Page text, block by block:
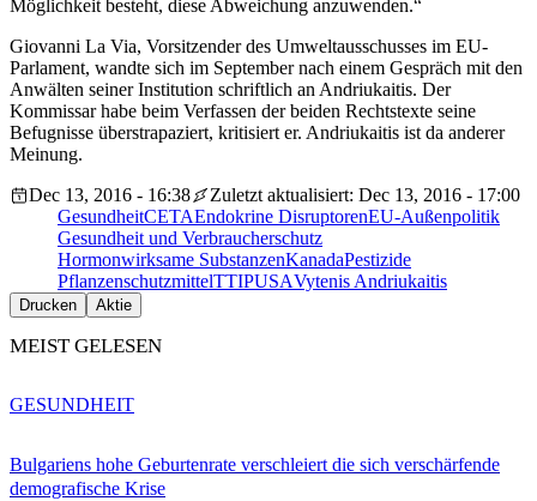
Möglichkeit besteht, diese Abweichung anzuwenden.“
Giovanni La Via, Vorsitzender des Umweltausschusses im EU-
Parlament, wandte sich im September nach einem Gespräch mit den
Anwälten seiner Institution schriftlich an Andriukaitis. Der
Kommissar habe beim Verfassen der beiden Rechtstexte seine
Befugnisse überstrapaziert, kritisiert er. Andriukaitis ist da anderer
Meinung.
Dec 13, 2016 - 16:38
Zuletzt aktualisiert: Dec 13, 2016 - 17:00
GesundheitCETAEndokrine DisruptorenEU-Außenpolitik
Gesundheit und Verbraucherschutz
Hormonwirksame SubstanzenKanadaPestizide
PflanzenschutzmittelTTIPUSAVytenis Andriukaitis
Drucken Aktie
MEIST GELESEN
Bulgariens hohe Geburtenrate verschleiert die sich verschärfende
demografische Krise
GESUNDHEIT